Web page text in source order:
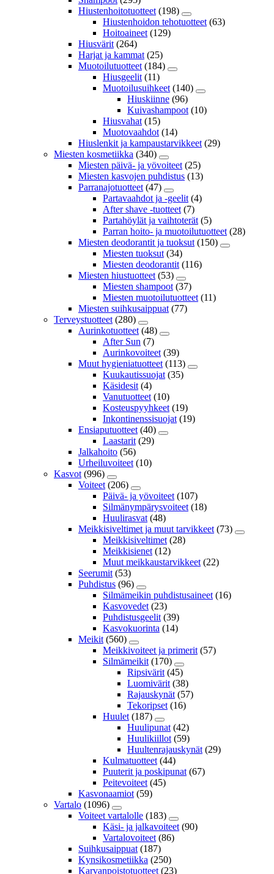
Hiustenhoitotuotteet (198)
Hiustenhoidon tehotuotteet (63)
Hoitoaineet (129)
Hiusvärit (264)
Harjat ja kammat (25)
Muotoilutuotteet (184)
Hiusgeelit (11)
Muotoilusuihkeet (140)
Hiuskiinne (96)
Kuivashampoot (10)
Hiusvahat (15)
Muotovaahdot (14)
Hiuslenkit ja kampaustarvikkeet (29)
Miesten kosmetiikka (340)
Miesten päivä- ja yövoiteet (25)
Miesten kasvojen puhdistus (13)
Parranajotuotteet (47)
Partavaahdot ja -geelit (4)
After shave -tuotteet (7)
Partahöylät ja vaihtoterät (5)
Parran hoito- ja muotoilutuotteet (28)
Miesten deodorantit ja tuoksut (150)
Miesten tuoksut (34)
Miesten deodorantit (116)
Miesten hiustuotteet (53)
Miesten shampoot (37)
Miesten muotoilutuotteet (11)
Miesten suihkusaippuat (77)
Terveystuotteet (280)
Aurinkotuotteet (48)
After Sun (7)
Aurinkovoiteet (39)
Muut hygieniatuotteet (113)
Kuukautissuojat (35)
Käsidesit (4)
Vanutuotteet (10)
Kosteuspyyhkeet (19)
Inkontinenssisuojat (19)
Ensiaputuotteet (40)
Laastarit (29)
Jalkahoito (56)
Urheiluvoiteet (10)
Kasvot (996)
Voiteet (206)
Päivä- ja yövoiteet (107)
Silmänympärysvoiteet (18)
Huulirasvat (48)
Meikkisiveltimet ja muut tarvikkeet (73)
Meikkisiveltimet (28)
Meikkisienet (12)
Muut meikkaustarvikkeet (22)
Seerumit (53)
Puhdistus (96)
Silmämeikin puhdistusaineet (16)
Kasvovedet (23)
Puhdistusgeelit (39)
Kasvokuorinta (14)
Meikit (560)
Meikkivoiteet ja primerit (57)
Silmämeikit (170)
Ripsivärit (45)
Luomivärit (38)
Rajauskynät (57)
Tekoripset (16)
Huulet (187)
Huulipunat (42)
Huulikiillot (59)
Huultenrajauskynät (29)
Kulmatuotteet (44)
Puuterit ja poskipunat (67)
Peitevoiteet (45)
Kasvonaamiot (59)
Vartalo (1096)
Voiteet vartalolle (183)
Käsi- ja jalkavoiteet (90)
Vartalovoiteet (86)
Suihkusaippuat (187)
Kynsikosmetiikka (250)
Karvanpoistotuotteet (23)